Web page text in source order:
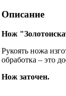
Описание
Нож
Рукоять ножа
обработка – это
Нож заточен.